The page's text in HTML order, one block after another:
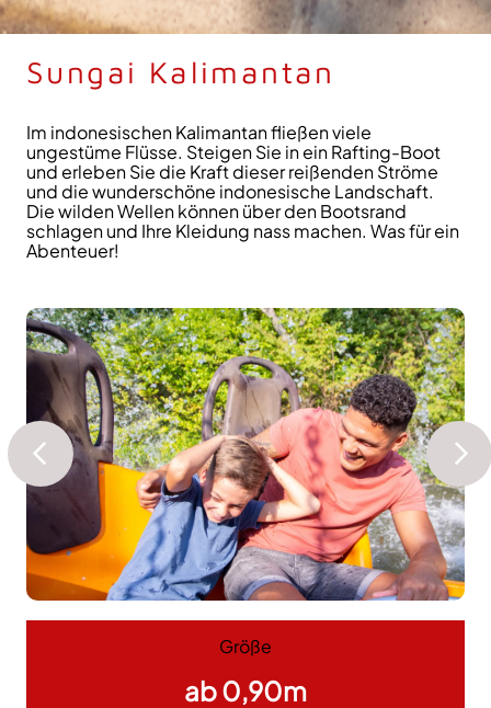
Sungai Kalimantan
Im indonesischen Kalimantan fließen viele
ungestüme Flüsse. Steigen Sie in ein Rafting-Boot
und erleben Sie die Kraft dieser reißenden Ströme
und die wunderschöne indonesische Landschaft.
Die wilden Wellen können über den Bootsrand
schlagen und Ihre Kleidung nass machen. Was für ein
Abenteuer!
Größe
ab 0,90m